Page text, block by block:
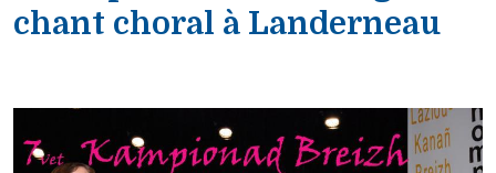
chant choral à Landerneau